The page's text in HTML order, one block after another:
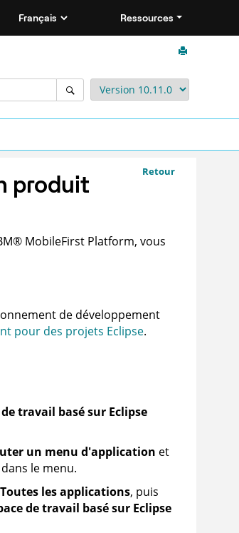
Ressources
Retour
produit
®MobileFirst Platform, vous
de développement
pour des projets Eclipse.
travail basé sur Eclipse
un menu d'application et
le menu.
Toutes les applications, puis
de travail basé sur Eclipse